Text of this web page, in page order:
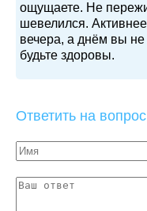
ощущаете. Не
шевелился.
вечера, а днём вы не
будьте здоровы.
Ответить на